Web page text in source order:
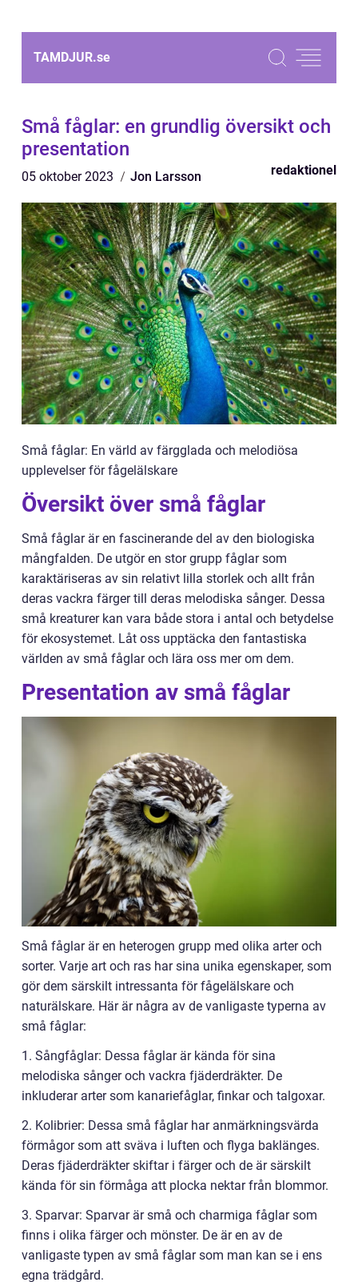
TAMDJUR.se
Små fåglar: en grundlig översikt och
presentation
05 oktober 2023 Jon Larsson redaktionel
Små fåglar: En värld av färgglada och melodiösa
upplevelser för fågelälskare
Översikt över små fåglar
Små fåglar är en fascinerande del av den biologiska
mångfalden. De utgör en stor grupp fåglar som
karaktäriseras av sin relativt lilla storlek och allt från
deras vackra färger till deras melodiska sånger. Dessa
små kreaturer kan vara både stora i antal och betydelse
för ekosystemet. Låt oss upptäcka den fantastiska
världen av små fåglar och lära oss mer om dem.
Presentation av små fåglar
Små fåglar är en heterogen grupp med olika arter och
sorter. Varje art och ras har sina unika egenskaper, som
gör dem särskilt intressanta för fågelälskare och
naturälskare. Här är några av de vanligaste typerna av
små fåglar:
1. Sångfåglar: Dessa fåglar är kända för sina
melodiska sånger och vackra fjäderdräkter. De
inkluderar arter som kanariefåglar, finkar och talgoxar.
2. Kolibrier: Dessa små fåglar har anmärkningsvärda
förmågor som att sväva i luften och flyga baklänges.
Deras fjäderdräkter skiftar i färger och de är särskilt
kända för sin förmåga att plocka nektar från blommor.
3. Sparvar: Sparvar är små och charmiga fåglar som
finns i olika färger och mönster. De är en av de
vanligaste typen av små fåglar som man kan se i ens
egna trädgård.